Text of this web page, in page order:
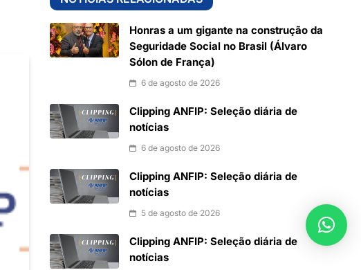
Honras a um gigante na construção da
Seguridade Social no Brasil (Álvaro
Sólon de França)
6 de agosto de 2026
Clipping ANFIP: Seleção diária de
notícias
6 de agosto de 2026
Clipping ANFIP: Seleção diária de
notícias
5 de agosto de 2026
Clipping ANFIP: Seleção diária de
notícias